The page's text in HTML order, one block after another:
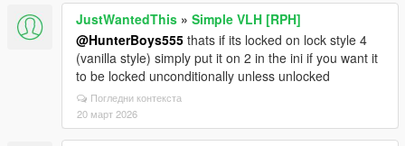
JustWantedThis » Simple VLH [RPH]
@HunterBoys555 thats if its locked on lock style 4
(vanilla style) simply put it on 2 in the ini if you want it
to be locked unconditionally unless unlocked
Погледни контекста
20 март 2026